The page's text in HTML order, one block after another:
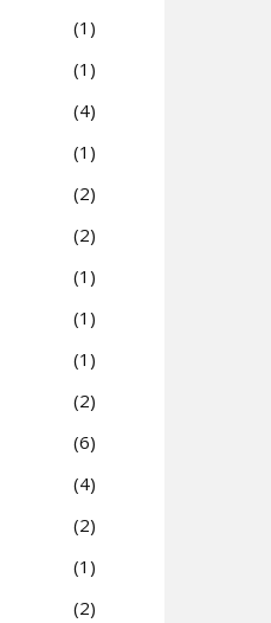
1
1
4
1
2
2
1
1
1
2
6
4
2
1
2